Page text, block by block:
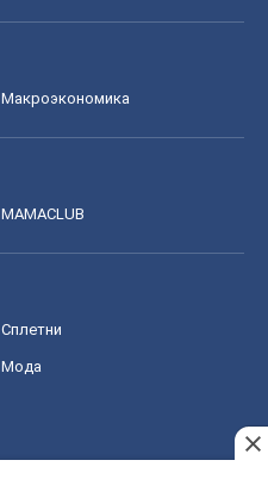
Mакроэкономика
MAMACLUB
Сплетни
Мода